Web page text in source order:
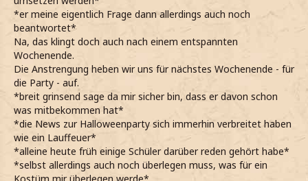
*er meine eigentlich Frage dann allerdings auch noch
beantwortet*
Na, das klingt doch auch nach einem entspannten
Wochenende.
Die Anstrengung heben wir uns für nächstes Wochenende - für
die Party - auf.
*breit grinsend sage da mir sicher bin, dass er davon schon
was mitbekommen hat*
*die News zur Halloweenparty sich immerhin verbreitet haben
wie ein Lauffeuer*
*alleine heute früh einige Schüler darüber reden gehört habe*
*selbst allerdings auch noch überlegen muss, was für ein